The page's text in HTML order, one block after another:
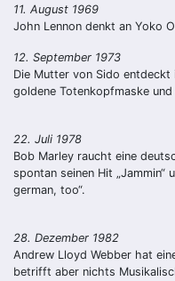
11. August 1969
John Lennon denkt an Yoko
12. September 1973
Die Mutter von Sido entdeckt
goldene Totenkopfmaske
22. Juli 1978
Bob Marley raucht eine
spontan seinen Hit „Jammin“
german, too“.
28. Dezember 1982
Andrew Lloyd Webber hat
betrifft aber nichts